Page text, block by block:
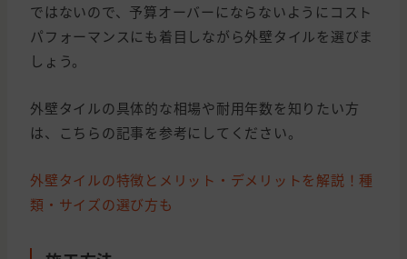
ではないので、予算オーバーにならないようにコスト
パフォーマンスにも着目しながら外壁タイルを選びま
しょう。
外壁タイルの具体的な相場や耐用年数を知りたい方
は、こちらの記事を参考にしてください。
外壁タイルの特徴とメリット・デメリットを解説！種
類・サイズの選び方も